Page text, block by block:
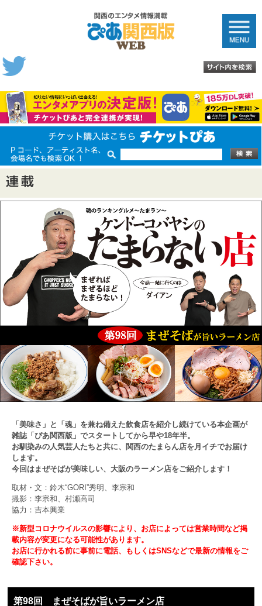
「美味さ」と「魂」を兼ね備えた飲食店を紹介し続けている本企画が
雑誌「ぴあ関西版」でスタートしてから早や18年半。
お馴染みの人気芸人たちと共に、関西のたまらん店を月イチでお届け
します。
今回はまぜそばが美味しい、大阪のラーメン店をご紹介します！
取材・文：鈴木“GORI”秀明、李宗和
撮影：李宗和、村瀬高司
協力：吉本興業
※新型コロナウイルスの影響により、お店によっては営業時間など掲
載内容が変更になる可能性があります。
お店に行かれる前に事前に電話、もしくはSNSなどで最新の情報をご
確認下さい。
第98回 まぜそばが旨いラーメン店